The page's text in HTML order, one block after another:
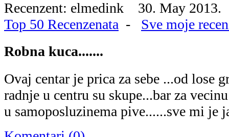
Recenzent: elmedink 30. May 2013.
Top 50 Recenzenata - Sve moje
Robna kuca.......
Ovaj centar je prica za sebe ...od lose
radnje u centru su skupe...bar za
u samoposluzinema pive......sve mi je